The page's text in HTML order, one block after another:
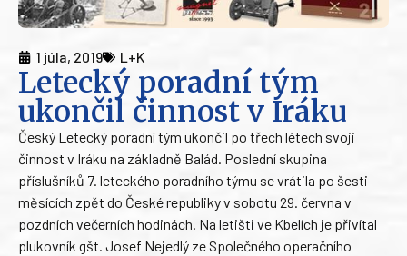
1 júla, 2019 L+K
Letecký poradní tým
ukončil činnost v Iráku
Český Letecký poradní tým ukončil po třech létech svoji
činnost v Iráku na základně Balád. Poslední skupina
příslušníků 7. leteckého poradního týmu se vrátila po šesti
měsících zpět do České republiky v sobotu 29. června v
pozdních večerních hodinách. Na letišti ve Kbelích je přivítal
plukovník gšt. Josef Nejedlý ze Společného operačního